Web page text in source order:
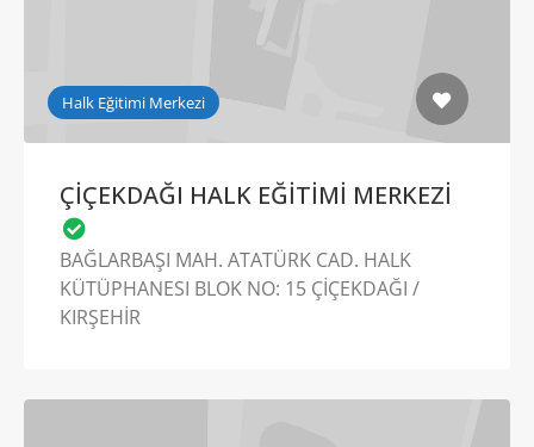
Halk Eğitimi Merkezi
ÇİÇEKDAĞI HALK EĞİTİMİ MERKEZİ
BAĞLARBAŞI MAH. ATATÜRK CAD. HALK
KÜTÜPHANESI BLOK NO: 15 ÇİÇEKDAĞI /
KIRŞEHİR